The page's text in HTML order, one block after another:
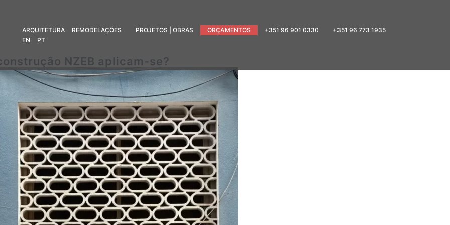
ARQUITETURA REMODELAÇÕES PROJETOS | OBRAS ORÇAMENTOS +351 96 901 0330
+351 96 773 1935
EN
PT
NZEB aplicam-se?